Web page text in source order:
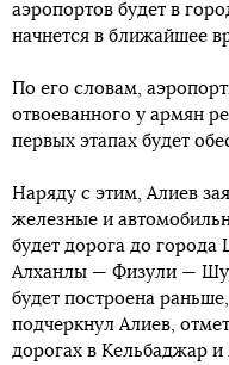
аэропортов будет в
начнется в ближайшее
По его словам,
отвоеванного у армян
первых этапах будет
Наряду с этим, Алиев
железные и
будет дорога до
Алханлы — Физули —
будет построена
подчеркнул Алиев,
дорогах в Кельбаджар